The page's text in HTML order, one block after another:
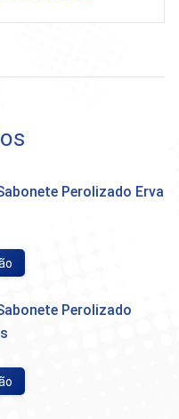
Perolizado Erva
Perolizado